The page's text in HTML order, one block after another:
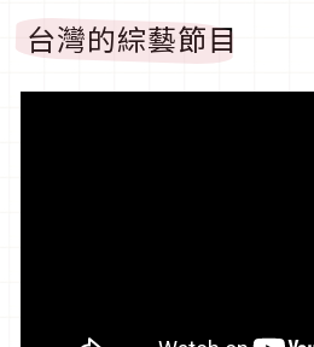
台灣的綜藝節目